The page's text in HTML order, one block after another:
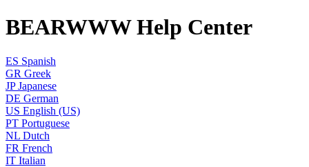
BEARWWW Help Center
ES Spanish
GR Greek
JP Japanese
DE German
US English (US)
PT Portuguese
NL Dutch
FR French
IT Italian